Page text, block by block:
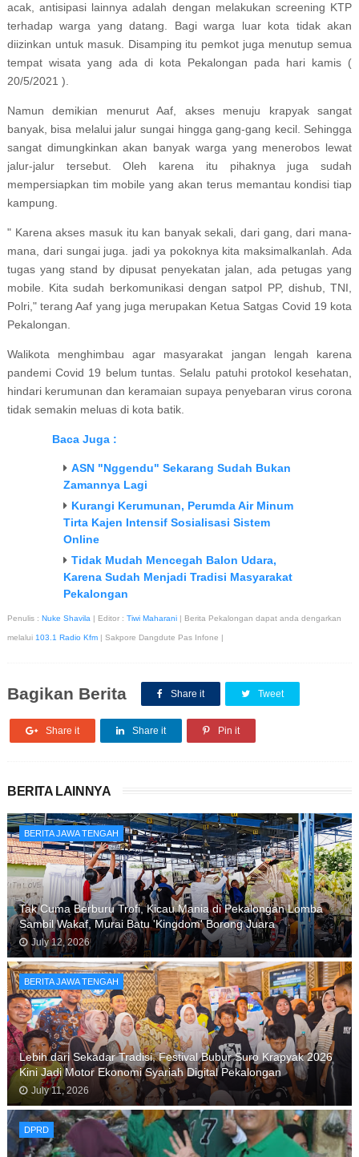
acak, antisipasi lainnya adalah dengan melakukan screening KTP
terhadap warga yang datang. Bagi warga luar kota tidak akan
diizinkan untuk masuk. Disamping itu pemkot juga menutup semua
tempat wisata yang ada di kota Pekalongan pada hari kamis (
20/5/2021 ).
Namun demikian menurut Aaf, akses menuju krapyak sangat
banyak, bisa melalui jalur sungai hingga gang-gang kecil. Sehingga
sangat dimungkinkan akan banyak warga yang menerobos lewat
jalur-jalur tersebut. Oleh karena itu pihaknya juga sudah
mempersiapkan tim mobile yang akan terus memantau kondisi tiap
kampung.
" Karena akses masuk itu kan banyak sekali, dari gang, dari mana-
mana, dari sungai juga. jadi ya pokoknya kita maksimalkanlah. Ada
tugas yang stand by dipusat penyekatan jalan, ada petugas yang
mobile. Kita sudah berkomunikasi dengan satpol PP, dishub, TNI,
Polri," terang Aaf yang juga merupakan Ketua Satgas Covid 19 kota
Pekalongan.
Walikota menghimbau agar masyarakat jangan lengah karena
pandemi Covid 19 belum tuntas. Selalu patuhi protokol kesehatan,
hindari kerumunan dan keramaian supaya penyebaran virus corona
tidak semakin meluas di kota batik.
Baca Juga :
ASN "Nggendu" Sekarang Sudah Bukan
Zamannya Lagi
Kurangi Kerumunan, Perumda Air Minum
Tirta Kajen Intensif Sosialisasi Sistem
Online
Tidak Mudah Mencegah Balon Udara,
Karena Sudah Menjadi Tradisi Masyarakat
Pekalongan
Penulis : Nuke Shavila| Editor : Tiwi Maharani| Berita Pekalongan dapat anda dengarkan
melalui 103.1 Radio Kfm| Sakpore Dangdute Pas Infone |
Bagikan Berita Share it Tweet
Share it Share it Pin it
BERITA LAINNYA
BERITA JAWA TENGAH
Tak Cuma Berburu Trofi, Kicau Mania di Pekalongan Lomba
Sambil Wakaf, Murai Batu 'Kingdom' Borong Juara
July 12, 2026
BERITA JAWA TENGAH
Lebih dari Sekadar Tradisi, Festival Bubur Suro Krapyak 2026
Kini Jadi Motor Ekonomi Syariah Digital Pekalongan
July 11, 2026
DPRD